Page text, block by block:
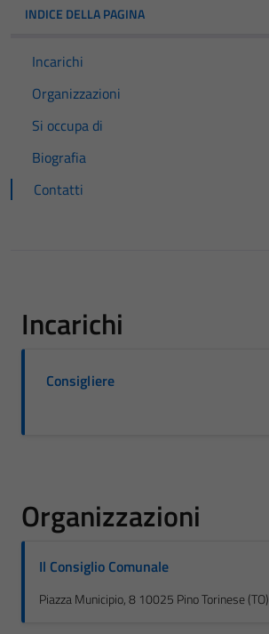
INDICE DELLA PAGINA
Incarichi
Organizzazioni
Si occupa di
Biografia
Contatti
Incarichi
Consigliere
Organizzazioni
Il Consiglio Comunale
Piazza Municipio, 8 10025 Pino Torinese (TO)